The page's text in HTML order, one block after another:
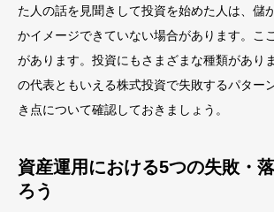
た人の話を見聞きして投資を始めた人は、儲
かイメージできていない場合があります。こ
があります。投資にもさまざまな種類があり
の代表ともいえる株式投資で失敗するパター
き点について確認しておきましょう。
資産運用における5つの失敗・
ろう